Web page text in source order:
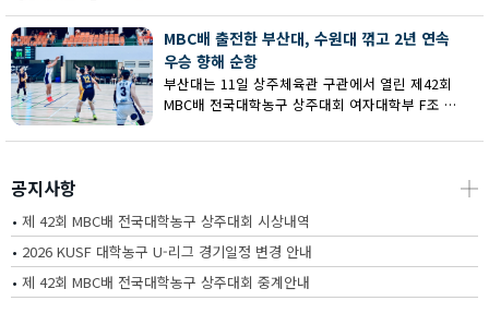
MBC배 출전한 부산대, 수원대 꺾고 2년 연속
우승 향해 순항
부산대는 11일 상주체육관 구관에서 열린 제42회
MBC배 전국대학농구 상주대회 여자대학부 F조 예
공지사항 ┼
• 제 42회 MBC배 전국대학농구 상주대회 시상내역
• 2026 KUSF 대학농구 U-리그 경기일정 변경 안내
• 제 42회 MBC배 전국대학농구 상주대회 중계안내